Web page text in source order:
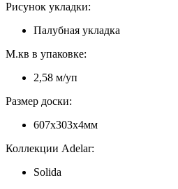
Рисунок укладки:
Палубная укладка
М.кв в упаковке:
2,58 м/уп
Размер доски:
607х303х4мм
Коллекции Adelar:
Solida